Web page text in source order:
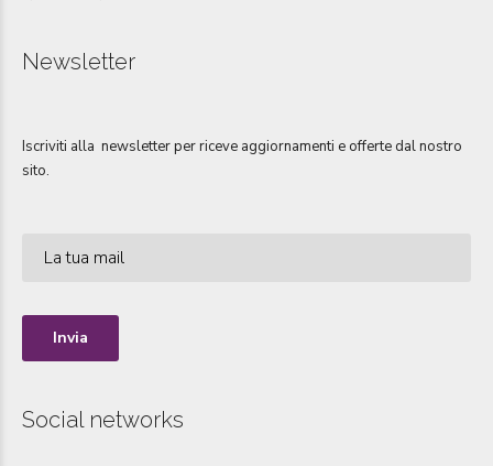
Newsletter
Iscriviti alla newsletter per riceve aggiornamenti e offerte dal nostro
sito.
Social networks